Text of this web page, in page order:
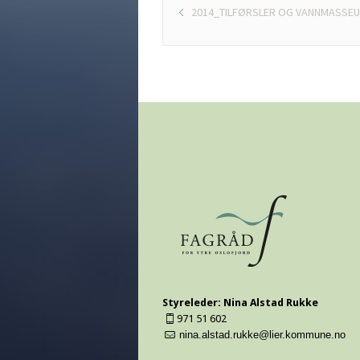
2014_TILFØRSLER OG
Styreleder: Nina Alstad Rukke
971 51 602
nina.alstad.rukke@lier.kommune.no